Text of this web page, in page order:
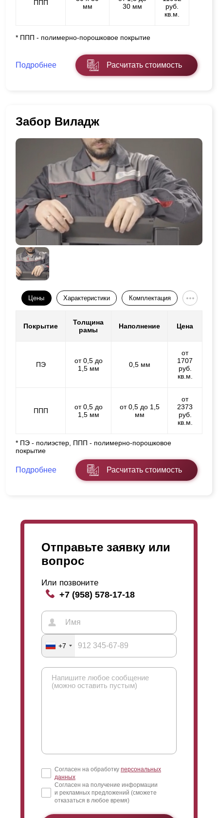
ППП
мм
30 мм
руб.
кв.м.
* ППП - полимерно-порошковое покрытие
Подробнее Расчитать стоимость
Забор Виладж
Цены Характеристики Комплектация
Покрытие
Толщина
рамы
Наполнение Цена
ПЭ
от 0,5 до
1,5 мм
0,5 мм
от
1707
руб.
кв.м.
ППП
от 0,5 до
1,5 мм
от 0,5 до 1,5
мм
от
2373
руб.
кв.м.
* ПЭ - полиэстер, ППП - полимерно-порошковое
покрытие
Подробнее Расчитать стоимость
Отправьте заявку или
вопрос
Или позвоните
+7 (958) 578-17-18
+7
Согласен на обработку персональных
данных
Согласен на получение информации
и рекламных предложений (сможете
отказаться в любое время)